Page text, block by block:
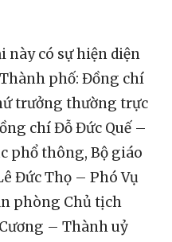
này có sự hiện diện
phố: Đồng chí
trưởng thường trực
chí Đỗ Đức Quế –
phổ thông, Bộ giáo
Đức Thọ – Phó Vụ
phòng Chủ tịch
– Thành uỷ